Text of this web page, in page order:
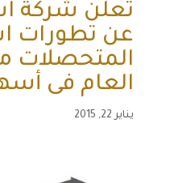
تعلن شركة
عن تطورات
المتحصلات
العام فى
يناير 22, 2015